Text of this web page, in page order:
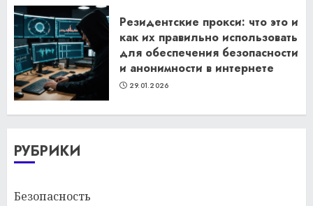
Резидентские прокси: что это и
как их правильно использовать
для обеспечения безопасности
и анонимности в интернете
29.01.2026
РУБРИКИ
Безопасность